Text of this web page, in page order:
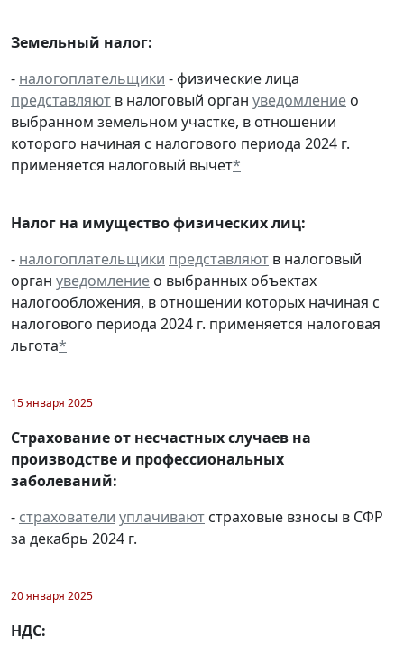
Земельный налог:
- налогоплательщики - физические лица
представляют в налоговый орган уведомление о
выбранном земельном участке, в отношении
которого начиная с налогового периода 2024 г.
применяется налоговый вычет*
Налог на имущество физических лиц:
- налогоплательщики представляют в налоговый
орган уведомление о выбранных объектах
налогообложения, в отношении которых начиная с
налогового периода 2024 г. применяется налоговая
льгота*
15 января 2025
Страхование от несчастных случаев на
производстве и профессиональных
заболеваний:
- страхователи уплачивают страховые взносы в СФР
за декабрь 2024 г.
20 января 2025
НДС: